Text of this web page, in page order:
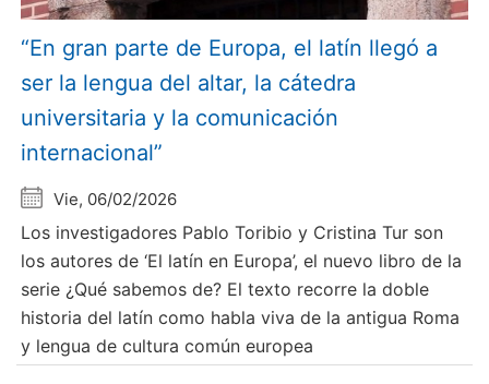
“En gran parte de Europa, el latín llegó a
ser la lengua del altar, la cátedra
universitaria y la comunicación
internacional”
Vie, 06/02/2026
Los investigadores Pablo Toribio y Cristina Tur son
los autores de ‘El latín en Europa’, el nuevo libro de la
serie ¿Qué sabemos de? El texto recorre la doble
historia del latín como habla viva de la antigua Roma
y lengua de cultura común europea